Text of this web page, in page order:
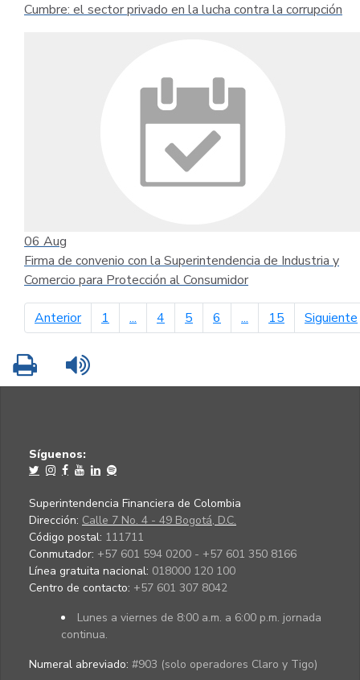
Cumbre: el sector privado en la lucha contra la corrupción
06 Aug
Firma de convenio con la Superintendencia de Industria y
Comercio para Protección al Consumidor
Anteriorpágina anterior
1 ... 4 5 6 ... 15 Siguiente
Imprimir
Síguenos:
Superintendencia Financiera de Colombia
Dirección: Calle 7 No. 4 - 49 Bogotá, D.C.
Código postal: 111711
Conmutador: +57 601 594 0200 - +57 601 350 8166
Línea gratuita nacional: 018000 120 100
Centro de contacto: +57 601 307 8042
Lunes a viernes de 8:00 a.m. a 6:00 p.m. jornada
continua.
Numeral abreviado: #903 (solo operadores Claro y Tigo)